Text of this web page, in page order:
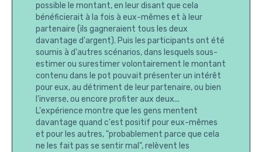
possible le montant, en leur disant que cela
bénéficierait à la fois à eux-mêmes et à leur
partenaire (ils gagneraient tous les deux
davantage d'argent). Puis les participants ont été
soumis à d'autres scénarios, dans lesquels sous-
estimer ou surestimer volontairement le montant
contenu dans le pot pouvait présenter un intérêt
pour eux, au détriment de leur partenaire, ou bien
l'inverse, ou encore profiter aux deux...
L'expérience montre que les gens mentent
davantage quand c'est positif pour eux-mêmes
et pour les autres, "probablement parce que cela
ne les fait pas se sentir mal", relèvent les